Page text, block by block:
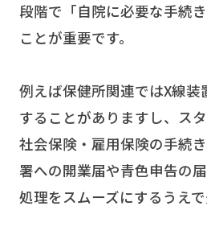
段階で「自院に必要な手続
ことが重要です。
例えば保健所関連ではX線
することがありますし、ス
社会保険・雇用保険の手続
署への開業届や青色申告の
処理をスムーズにするうえで